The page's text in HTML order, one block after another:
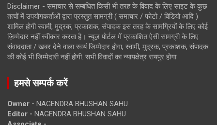
Disclaimer - समाचार से सम्बंधित किसी भी तरह के विवाद के लिए साइट के कुछ
तत्वों में उपयोगकर्ताओं द्वारा प्रस्तुत सामग्री ( समाचार / फोटो / विडियो आदि )
शामिल होगी स्वामी, मुद्रक, प्रकाशक, संपादक इस तरह के सामग्रियों के लिए कोई
ज़िम्मेदार नहीं स्वीकार करता है। न्यूज़ पोर्टल में प्रकाशित ऐसी सामग्री के लिए
संवाददाता / खबर देने वाला स्वयं जिम्मेदार होगा, स्वामी, मुद्रक, प्रकाशक, संपादक
की कोई भी जिम्मेदारी नहीं होगी. सभी विवादों का न्यायक्षेत्र रायपुर होगा
हमसे सम्पर्क करें
Owner - NAGENDRA BHUSHAN SAHU
Editor - NAGENDRA BHUSHAN SAHU